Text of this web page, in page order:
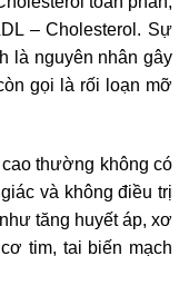
– Cholesterol. Sự
là nguyên nhân gây
gọi là rối loạn mỡ
thường không có
và không điều trị
tăng huyết áp, xơ
tim, tai biến mạch